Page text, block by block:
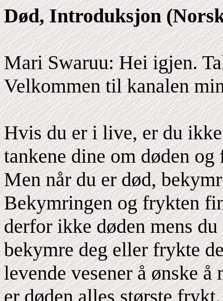
Død, Introduksjon
Mari Swaruu: Hei igjen.
Velkommen til kanalen
Hvis du er i live, er du
tankene dine om døden
Men når du er død,
Bekymringen og frykten
derfor ikke døden mens
bekymre deg eller frykte
levende vesener å ønske
er døden alles største